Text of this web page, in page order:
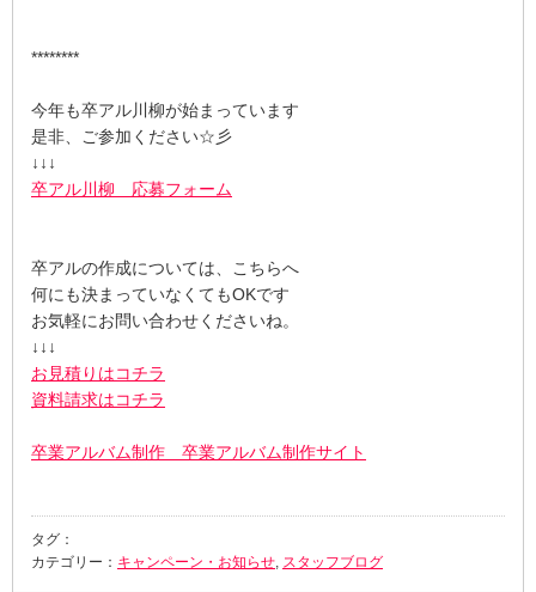
********
今年も卒アル川柳が始まっています
是非、ご参加ください☆彡
↓↓↓
卒アル川柳 応募フォーム
卒アルの作成については、こちらへ
何にも決まっていなくてもOKです
お気軽にお問い合わせくださいね。
↓↓↓
お見積りはコチラ
資料請求はコチラ
卒業アルバム制作 卒業アルバム制作サイト
タグ：
カテゴリー： キャンペーン・お知らせ, スタッフブログ